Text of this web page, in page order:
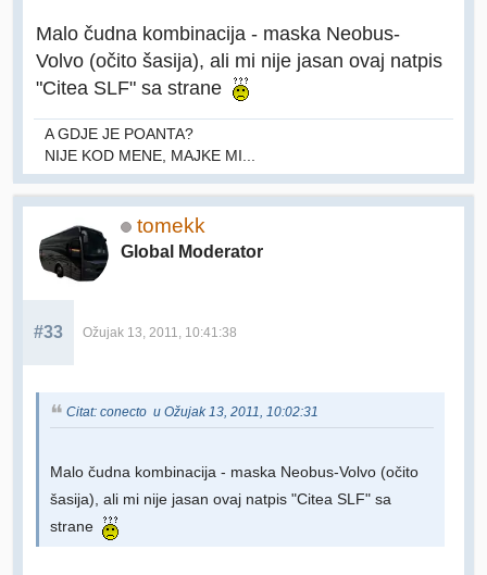
Malo čudna kombinacija - maska Neobus-
Volvo (očito šasija), ali mi nije jasan ovaj natpis
"Citea SLF" sa strane
A GDJE JE POANTA?
NIJE KOD MENE, MAJKE MI...
tomekk
Global Moderator
#33 Ožujak 13, 2011, 10:41:38
Citat: conecto u Ožujak 13, 2011, 10:02:31
Malo čudna kombinacija - maska Neobus-Volvo (očito
šasija), ali mi nije jasan ovaj natpis "Citea SLF" sa
strane